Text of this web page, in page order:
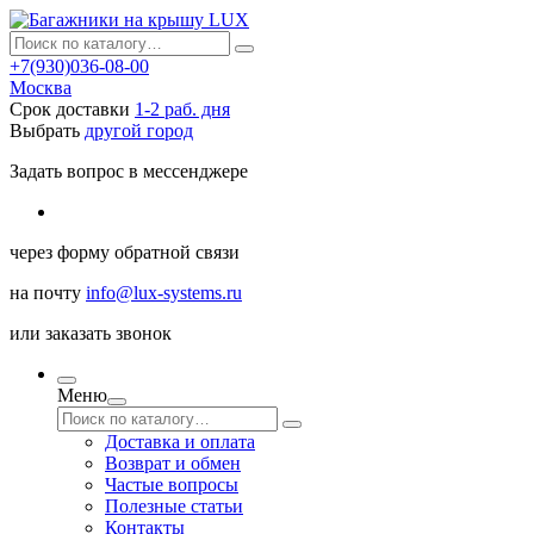
+7(930)036-08-00
Москва
Срок доставки 1-2 раб. дня
Выбрать другой город
Задать вопрос в мессенджере
через форму обратной связи
на почту info@lux-systems.ru
или заказать звонок
Меню
Доставка и оплата
Возврат и обмен
Частые вопросы
Полезные статьи
Контакты